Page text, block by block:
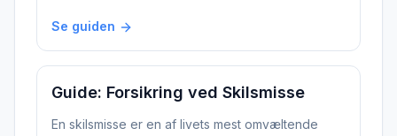
Se guiden
Guide: Forsikring ved Skilsmisse
En skilsmisse er en af livets mest omvæltende